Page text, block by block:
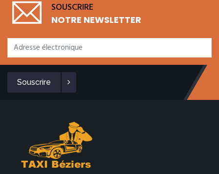
SOUSCRIRE
NOTRE NEWSLETTER
Souscrire